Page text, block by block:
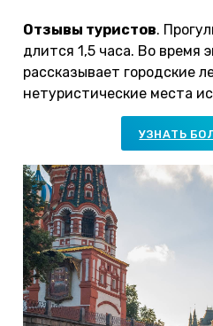
Отзывы туристов.
длится 1,5 часа. Во время
рассказывает городские
нетуристические места
УЗНАТЬ